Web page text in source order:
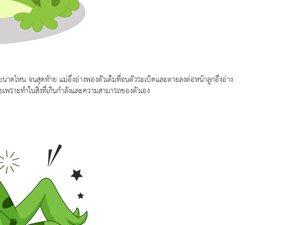
าดไหน จนสุดท้าย แม่อึ่งอ่างพองตัวเต็มที่จนตัวระเบิดและตายลงต่อหน้าลูกอึ่งอ่าง
ราะทำในสิ่งที่เกินกำลังและความสามารถของตัวเอง